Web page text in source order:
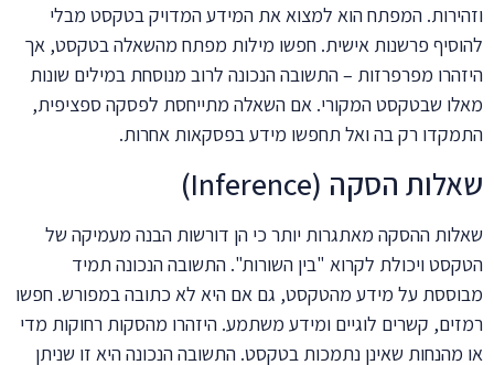
וזהירות. המפתח הוא למצוא את המידע המדויק בטקסט מבלי
להוסיף פרשנות אישית. חפשו מילות מפתח מהשאלה בטקסט, אך
היזהרו מפרפרזות – התשובה הנכונה לרוב מנוסחת במילים שונות
מאלו שבטקסט המקורי. אם השאלה מתייחסת לפסקה ספציפית,
התמקדו רק בה ואל תחפשו מידע בפסקאות אחרות.
שאלות הסקה (Inference)
שאלות ההסקה מאתגרות יותר כי הן דורשות הבנה מעמיקה של
הטקסט ויכולת לקרוא "בין השורות". התשובה הנכונה תמיד
מבוססת על מידע מהטקסט, גם אם היא לא כתובה במפורש. חפשו
רמזים, קשרים לוגיים ומידע משתמע. היזהרו מהסקות רחוקות מדי
או מהנחות שאינן נתמכות בטקסט. התשובה הנכונה היא זו שניתן